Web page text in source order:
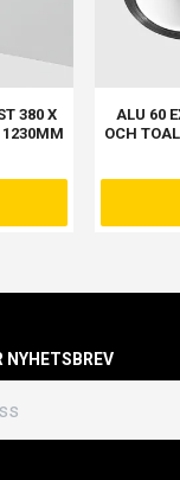
380 X
1230MM
ALU 60
OCH